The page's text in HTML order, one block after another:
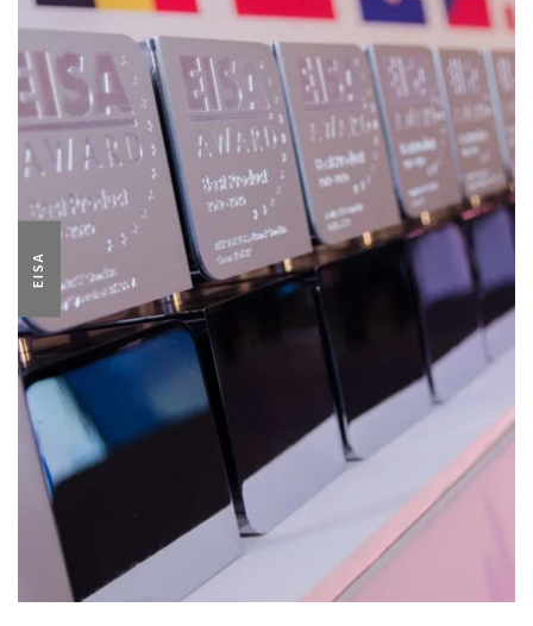
EISA